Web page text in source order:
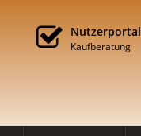
Nutzerportal
Kaufberatung